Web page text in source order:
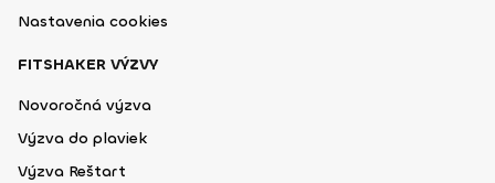
Nastavenia cookies
FITSHAKER VÝZVY
Novoročná výzva
Výzva do plaviek
Výzva Reštart